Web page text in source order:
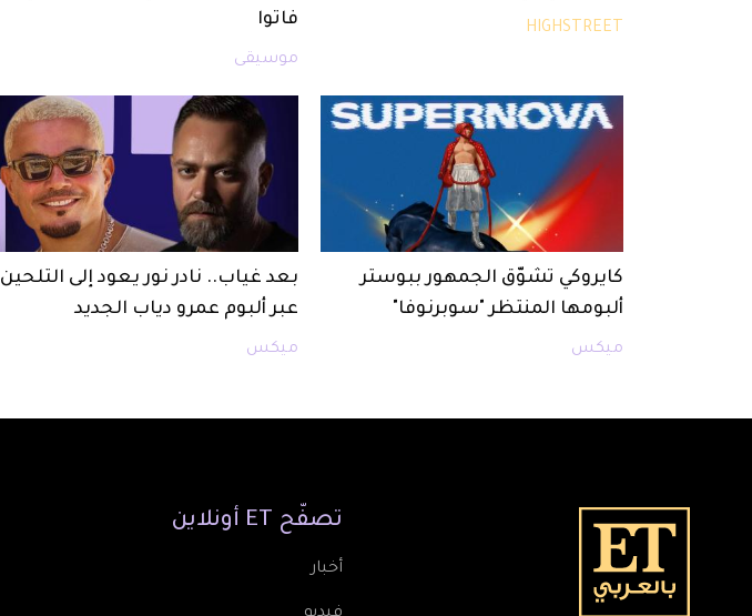
HIGHSTREET
فاتوا
موسيقى
كايروكي تشوّق الجمهور ببوستر
ألبومها المنتظر "سوبرنوفا"
ميكس
بعد غياب.. نادر نور يعود إلى التلحين
عبر ألبوم عمرو دياب الجديد
ميكس
تصفّح ET أونلاين
أخبار